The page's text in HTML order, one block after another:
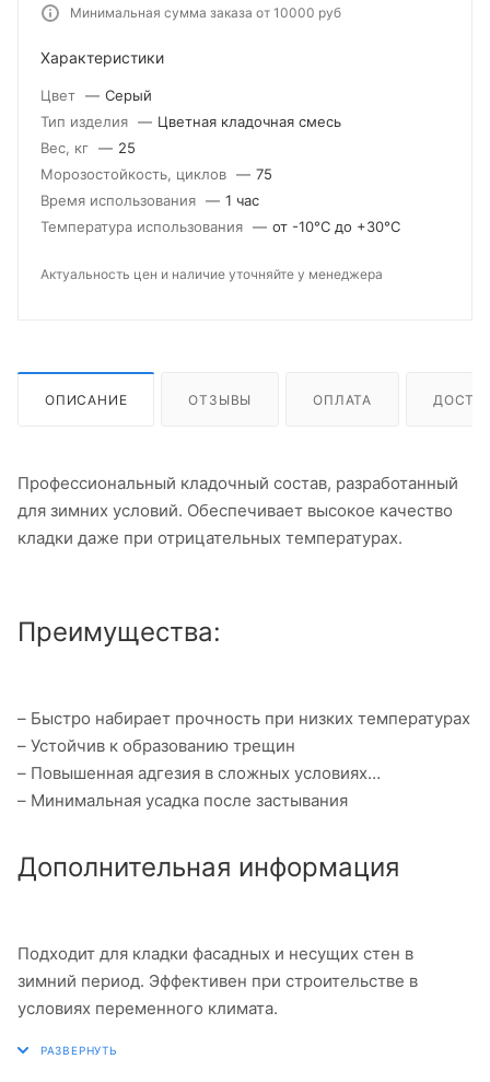
Минимальная сумма заказа от 10000 руб
Характеристики
Цвет — Серый
Тип изделия — Цветная кладочная смесь
Вес, кг — 25
Морозостойкость, циклов — 75
Время использования — 1 час
Температура использования — от -10°С до +30°С
Актуальность цен и наличие уточняйте у менеджера
ОПИСАНИЕ ОТЗЫВЫ ОПЛАТА
Профессиональный кладочный состав, разработанный
для зимних условий. Обеспечивает высокое качество
кладки даже при отрицательных температурах.
Преимущества:
– Быстро набирает прочность при низких температурах
– Устойчив к образованию трещин
– Повышенная адгезия в сложных условиях
– Минимальная усадка после застывания
Дополнительная информация
Подходит для кладки фасадных и несущих стен в
зимний период. Эффективен при строительстве в
условиях переменного климата.